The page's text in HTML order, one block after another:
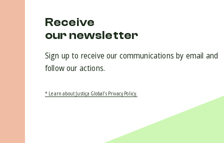
Receive
our newsletter
Sign up to receive our communications by email and
follow our actions.
* Learn about Justiça Global’s Privacy Policy.